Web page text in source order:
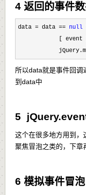
4 返回的事件
data = data == null
[ event
所以data就是事件回
到data中
5
这个在很多地方用到，
聚焦冒泡之类的，下章
6 模拟事件冒泡